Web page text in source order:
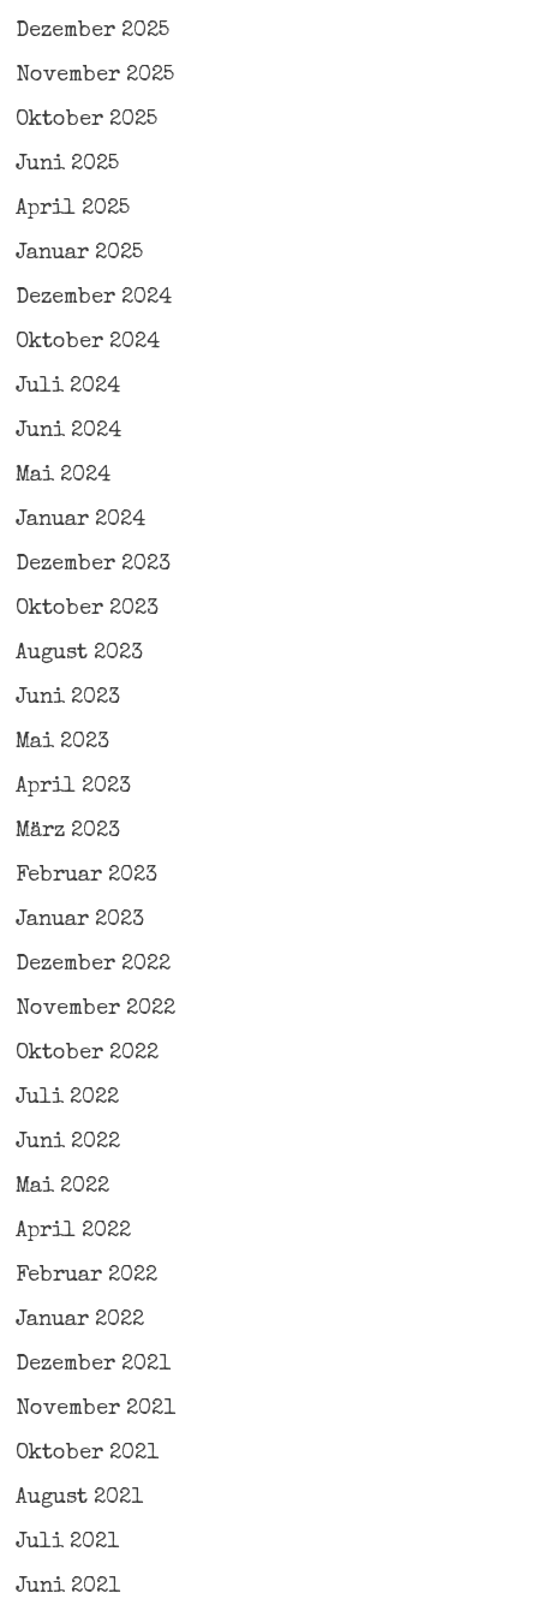
Dezember 2025
November 2025
Oktober 2025
Juni 2025
April 2025
Januar 2025
Dezember 2024
Oktober 2024
Juli 2024
Juni 2024
Mai 2024
Januar 2024
Dezember 2023
Oktober 2023
August 2023
Juni 2023
Mai 2023
April 2023
März 2023
Februar 2023
Januar 2023
Dezember 2022
November 2022
Oktober 2022
Juli 2022
Juni 2022
Mai 2022
April 2022
Februar 2022
Januar 2022
Dezember 2021
November 2021
Oktober 2021
August 2021
Juli 2021
Juni 2021